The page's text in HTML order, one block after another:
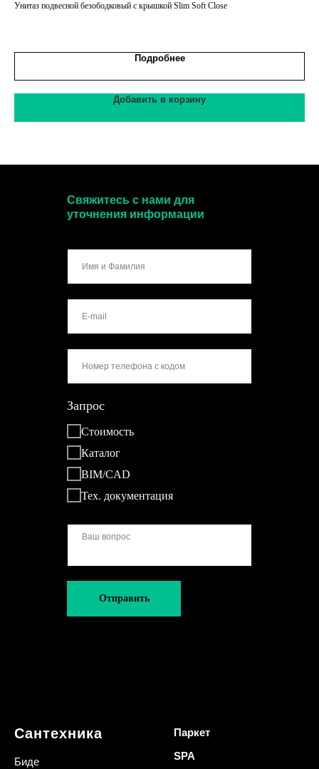
Унитаз подвесной безободковый с крышкой Slim Soft Close
Подробнее
Добавить в корзину
Запрос
Стоимость
Каталог
BIM/CAD
Тех. документация
Отправить
Свяжитесь с нами для
уточнения информации
Сантехника
Биде
Паркет
SPA